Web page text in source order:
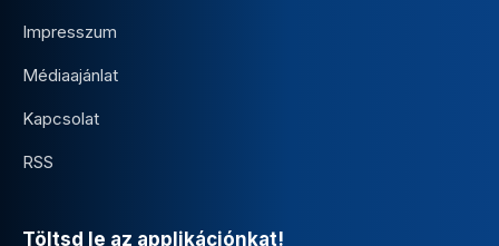
Impresszum
Médiaajánlat
Kapcsolat
RSS
Töltsd le az applikációnkat!